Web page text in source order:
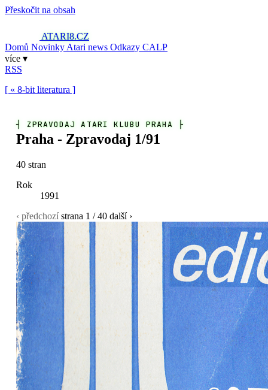
Přeskočit na obsah
ATARI8.CZ
Domů Novinky Atari news Odkazy CALP
více ▾
RSS
[ « 8-bit literatura ]
┤ ZPRAVODAJ ATARI KLUBU PRAHA ├
Praha - Zpravodaj 1/91
40 stran
Rok
1991
‹ předchozí strana 1 / 40 další ›